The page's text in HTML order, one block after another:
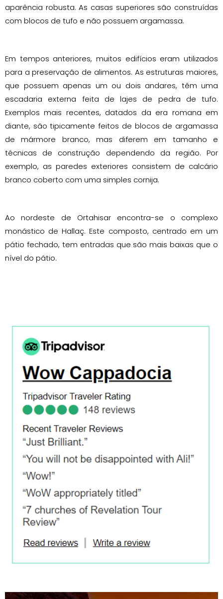
aparência robusta. As casas superiores são construídas
com blocos de tufo e não possuem argamassa.
Em tempos anteriores, muitos edifícios eram utilizados
para a preservação de alimentos. As estruturas maiores,
que possuem apenas um ou dois andares, têm uma
escadaria externa feita de lajes de pedra de tufo.
Exemplos mais recentes, datados da era romana em
diante, são tipicamente feitos de blocos de argamassa
de mármore branco, mas diferem em tamanho e
técnicas de construção dependendo da região. Por
exemplo, as paredes exteriores consistem de calcário
branco coberto com uma simples cornija.
Ao nordeste de Ortahisar encontra-se o complexo
monástico de Hallaç. Este composto, centrado em um
pátio fechado, tem entradas que são mais baixas que o
nível do pátio.